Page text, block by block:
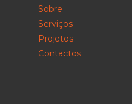
Sobre
Serviços
Projetos
Contactos